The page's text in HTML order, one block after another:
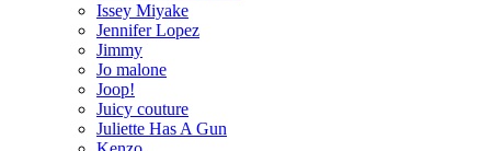
Issey Miyake
Jennifer Lopez
Jimmy
Jo malone
Joop!
Juicy couture
Juliette Has A Gun